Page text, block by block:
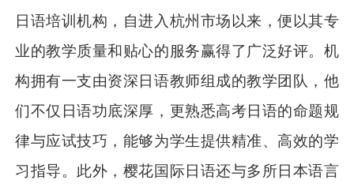
日语培训机构，自进入杭州市场以来，便以其专
业的教学质量和贴心的服务赢得了广泛好评。机
构拥有一支由资深日语教师组成的教学团队，他
们不仅日语功底深厚，更熟悉高考日语的命题规
律与应试技巧，能够为学生提供精准、高效的学
习指导。此外，樱花国际日语还与多所日本语言